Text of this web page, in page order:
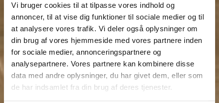
Vi bruger cookies til at tilpasse vores indhold og
annoncer, til at vise dig funktioner til sociale medier og til
at analysere vores trafik. Vi deler også oplysninger om
din brug af vores hjemmeside med vores partnere inden
for sociale medier, annonceringspartnere og
analysepartnere. Vores partnere kan kombinere disse
data med andre oplysninger, du har givet dem, eller som
de har indsamlet fra din brug af deres tjenester.